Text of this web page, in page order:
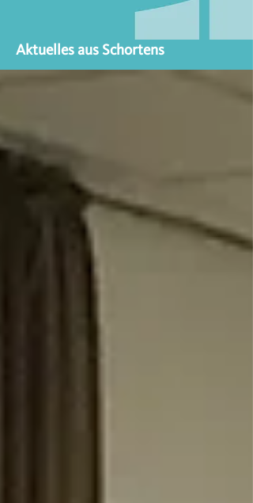
Aktuelles aus Schortens